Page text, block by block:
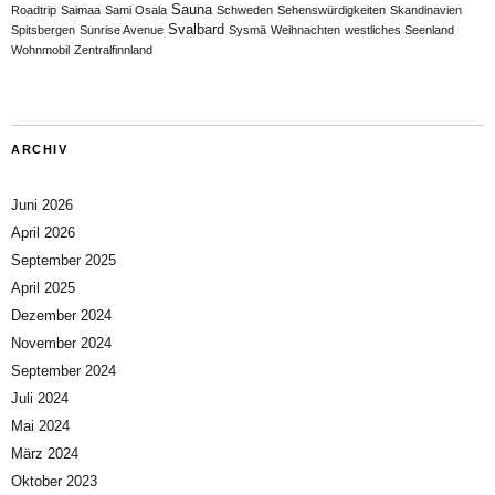
Roadtrip Saimaa Sami Osala Sauna Schweden Sehenswürdigkeiten Skandinavien
Spitsbergen Sunrise Avenue Svalbard Sysmä Weihnachten westliches Seenland
Wohnmobil Zentralfinnland
ARCHIV
Juni 2026
April 2026
September 2025
April 2025
Dezember 2024
November 2024
September 2024
Juli 2024
Mai 2024
März 2024
Oktober 2023